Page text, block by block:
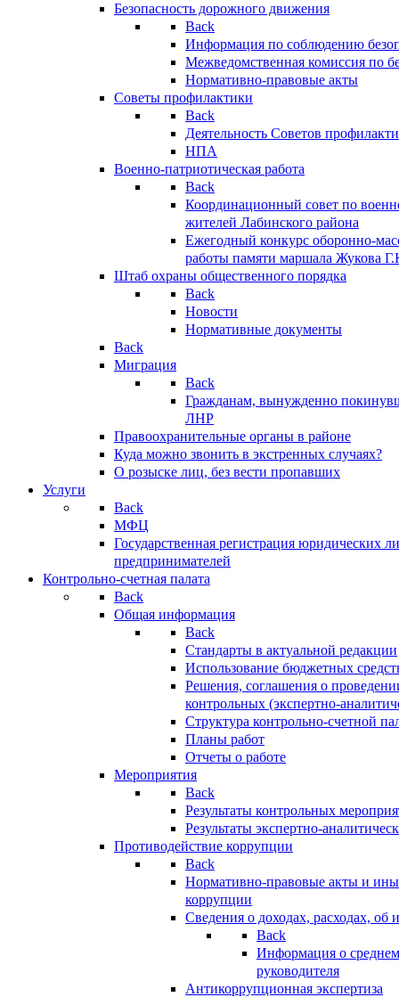
Безопасность дорожного движения
Back
Информация по соблюдению
Межведомственная комиссия по
Нормативно-правовые акты
Советы профилактики
Back
Деятельность Советов
НПА
Военно-патриотическая работа
Back
Координационный совет по
жителей Лабинского района
Ежегодный конкурс оборонно-
работы памяти маршала Жукова
Штаб охраны общественного порядка
Back
Новости
Нормативные документы
Back
Миграция
Back
Гражданам, вынужденно
ЛНР
Правоохранительные органы в районе
Куда можно звонить в экстренных случаях?
О розыске лиц, без вести пропавших
Услуги
Back
МФЦ
Государственная регистрация юридических
предпринимателей
Контрольно-счетная палата
Back
Общая информация
Back
Стандарты в актуальной редакции
Использование бюджетных
Решения, соглашения о
контрольных (экспертно-
Структура контрольно-счетной
Планы работ
Отчеты о работе
Мероприятия
Back
Результаты контрольных
Результаты экспертно-
Противодействие коррупции
Back
Нормативно-правовые акты и
коррупции
Сведения о доходах, расходах, об
Back
Информация о
руководителя
Антикоррупционная экспертиза